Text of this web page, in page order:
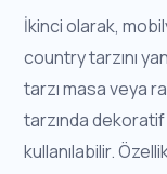
İkinci olarak,
country tarzını
tarzı masa veya
tarzında
kullanılabilir.